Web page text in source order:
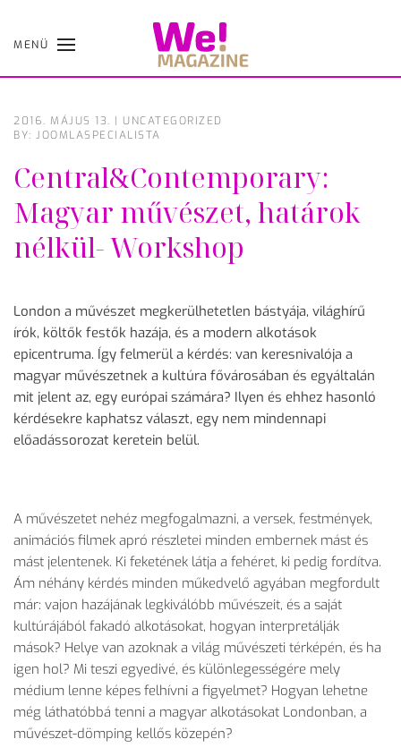
Skip
MENÜ
2016. MÁJUS 13. | UNCATEGORIZED
BY: JOOMLASPECIALISTA
Central&Contemporary:
Magyar művészet, határok
nélkül- Workshop
London a művészet megkerülhetetlen bástyája, világhírű
írók, költők festők hazája, és a modern alkotások
epicentruma. Így felmerül a kérdés: van keresnivalója a
magyar művészetnek a kultúra fővárosában és egyáltalán
mit jelent az, egy európai számára? Ilyen és ehhez hasonló
kérdésekre kaphatsz választ, egy nem mindennapi
előadássorozat keretein belül.
A művészetet nehéz megfogalmazni, a versek, festmények,
animációs filmek apró részletei minden embernek mást és
mást jelentenek. Ki feketének látja a fehéret, ki pedig fordítva.
Ám néhány kérdés minden műkedvelő agyában megfordult
már: vajon hazájának legkiválóbb művészeit, és a saját
kultúrájából fakadó alkotásokat, hogyan interpretálják
mások? Helye van azoknak a világ művészeti térképén, és ha
igen hol? Mi teszi egyedivé, és különlegességére mely
médium lenne képes felhívni a figyelmet? Hogyan lehetne
még láthatóbbá tenni a magyar alkotásokat Londonban, a
művészet-dömping kellős közepén?